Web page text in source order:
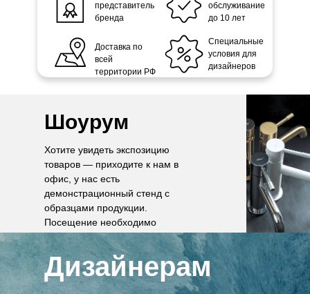
представитель
бренда
Доставка по
всей
территории РФ
обслуживание
до 10 лет
Специальные
условия для
дизайнеров
Шоурум
Хотите увидеть экспозицию
товаров — приходите к нам в
офис, у нас есть
демонстрационный стенд с
образцами продукции.
Посещение необходимо
согласовать по телефону.
Дизайнерам